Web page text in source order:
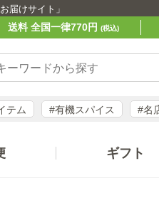
届けサイト」
送料 全国一律770円 (税込)
テム #有機スパイス #名
ギフト